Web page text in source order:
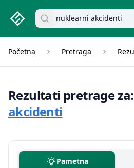
studenti.rs home page
Pretraži dokumente
Početna Pretraga
Rezultati pretrage za:
akcidenti
Pametna